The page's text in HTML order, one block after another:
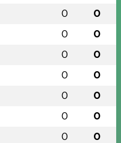
0 0
0 0
0 0
0 0
0 0
0 0
0 0